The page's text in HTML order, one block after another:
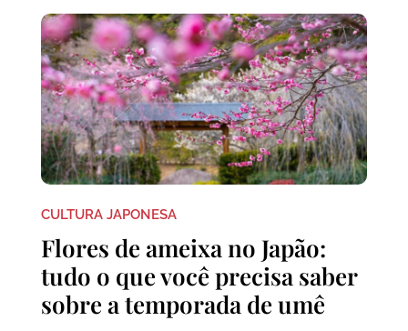
CULTURA JAPONESA
Flores de ameixa no Japão:
tudo o que você precisa saber
sobre a temporada de umê